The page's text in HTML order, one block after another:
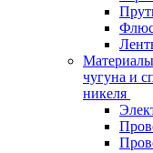
чугуна и
никеля